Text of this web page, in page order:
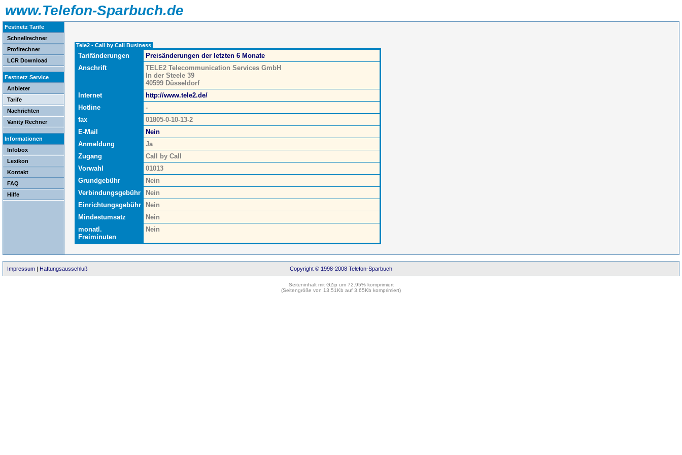
www.Telefon-Sparbuch.de
Festnetz Tarife
Schnellrechner
Profirechner
LCR Download
Festnetz Service
Anbieter
Tarife
Nachrichten
Vanity Rechner
Informationen
Infobox
Lexikon
Kontakt
FAQ
Hilfe
Tele2 - Call by Call Business
Tarifänderungen
Preisänderungen der letzten 6 Monate
Anschrift
TELE2 Telecommunication Services GmbH
In der Steele 39
40599 Düsseldorf
Internet
http://www.tele2.de/
Hotline
-
fax
01805-0-10-13-2
E-Mail
Nein
Anmeldung
Ja
Zugang
Call by Call
Vorwahl
01013
Grundgebühr
Nein
Verbindungsgebühr
Nein
Einrichtungsgebühr
Nein
Mindestumsatz
Nein
monatl.
Freiminuten
Nein
Impressum | Haftungsausschluß Copyright © 1998-2008 Telefon-Sparbuch
Seiteninhalt mit GZip um 72.95% komprimiert
(Seitengröße von 13.51Kb auf 3.65Kb komprimiert)